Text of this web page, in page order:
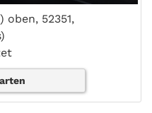
oben, 52351,